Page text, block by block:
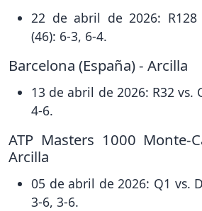
22 de abril de 2026:
(46): 6-3, 6-4.
Barcelona (España) - Arcilla
13 de abril de 2026: R32 vs.
4-6.
ATP Masters 1000 Monte-
Arcilla
05 de abril de 2026: Q1 vs.
3-6, 3-6.